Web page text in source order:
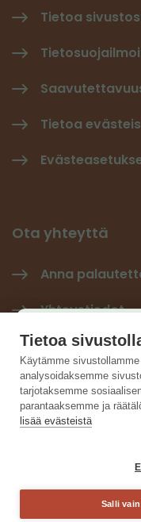
Tietoa
Käytämme
analysoidaksemme
tarjotaksemme
parantaaksemme ja
lisää evästeistä
Salli
Tietoa
Tietoa
Ota yhteyttä
Anna
Yhteystiedot
Tilaa
Käyttäjäkysely
Auta kehittämään
kyselyyn.